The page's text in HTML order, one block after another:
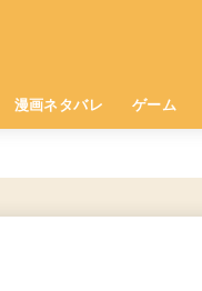
漫画ネタバレ ゲーム